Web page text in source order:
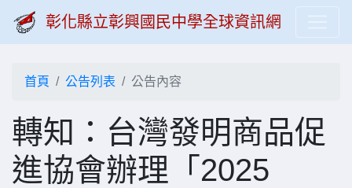
彰化縣立彰興國民中學全球資訊網
首頁 公告列表 公告內容
轉知：台灣發明商品促
進協會辦理「2025